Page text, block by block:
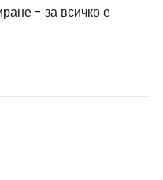
- за всичко е